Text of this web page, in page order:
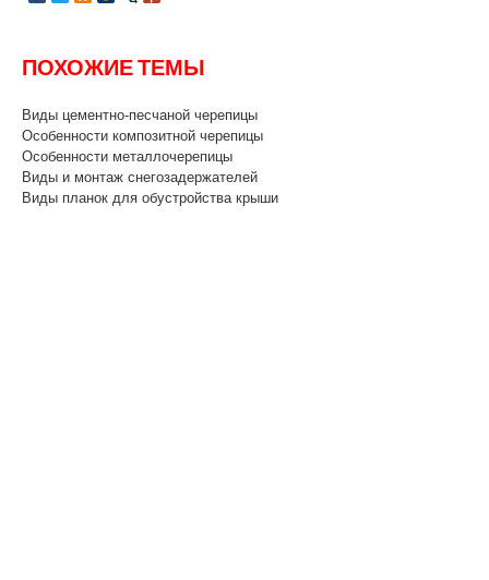
ПОХОЖИЕ ТЕМЫ
Виды цементно-песчаной черепицы
Особенности композитной черепицы
Особенности металлочерепицы
Виды и монтаж снегозадержателей
Виды планок для обустройства крыши